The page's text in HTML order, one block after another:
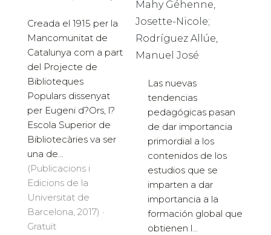
Creada el 1915 per la
Mancomunitat de
Catalunya com a part
del Projecte de
Biblioteques
Populars dissenyat
per Eugeni d?Ors, l?
Escola Superior de
Bibliotecàries va ser
una de...
(Publicacions i
Edicions de la
Universitat de
Barcelona, 2017) ·
Gratuït
Mahy Géhenne,
Josette-Nicole;
Rodríguez Allúe,
Manuel José
Las nuevas
tendencias
pedagógicas pasan
de dar importancia
primordial a los
contenidos de los
estudios que se
imparten a dar
importancia a la
formación global que
obtienen l...